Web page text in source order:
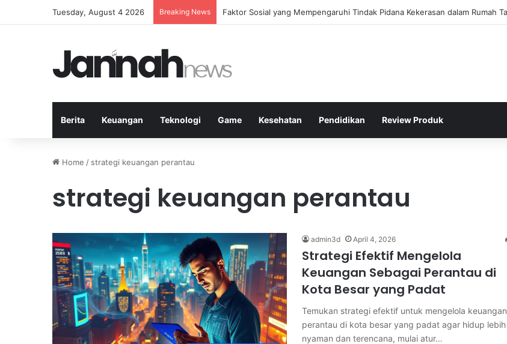
Tuesday, August 4 2026 Breaking News Peran Strategis Kepolisian Dalam Penanganan Kejahatan Siber di Indonesia
Berita Keuangan Teknologi Game Kesehatan Pendidikan Review Produk
Home / strategi keuangan perantau
strategi keuangan perantau
admin3d April 4, 2026
Strategi Efektif Mengelola
Keuangan Sebagai Perantau di
Kota Besar yang Padat
Temukan strategi efektif untuk mengelola keuangan
perantau di kota besar yang padat agar hidup lebih
nyaman dan terencana, mulai atur…